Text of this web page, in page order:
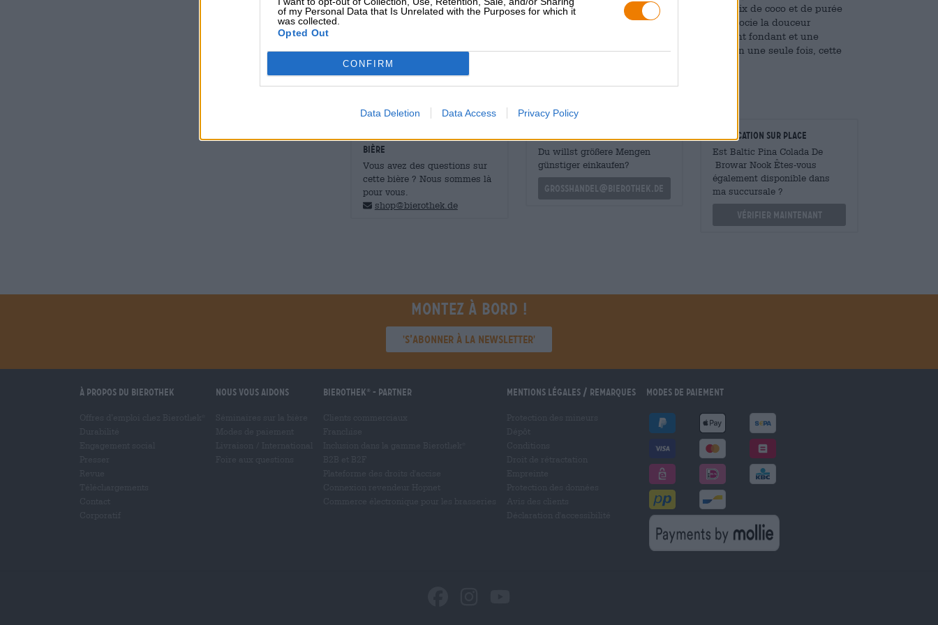
of my Personal Data that Is Unrelated with the Purposes for which it
was collected.
Opted Out
CONFIRM
Data Deletion Data Access Privacy Policy
Colada. L’Imperial Baltic Stout est faite de sucre muscovado fin, de flocons de noix de coco et de purée
d’ananas et est assez similaire à son homonyme. La version bière du cocktail associe la douceur
crémeuse et les arômes exotiques à une pointe de rhum, de chocolat délicatement fondant et une
subtile amertume torréfiée. Si vous souhaitez déguster un cocktail et une bière en une seule fois, cette
infusion est le bon choix !
BIÈRE
Vous avez des questions sur
cette bière ? Nous sommes là
pour vous.
shop@bierothek.de
Du willst größere Mengen
günstiger einkaufen?
grosshandel@bierothek.de
Vérification sur place
Est Baltic Pina Colada De
Browar Nook Êtes-vous
également disponible dans
ma succursale ?
Vérifier maintenant
Montez à bord !
'S’abonner à la newsletter'
À propos du Bierothek Nous vous aidons Bierothek - Partner Mentions légales / Remarques Modes de paiement